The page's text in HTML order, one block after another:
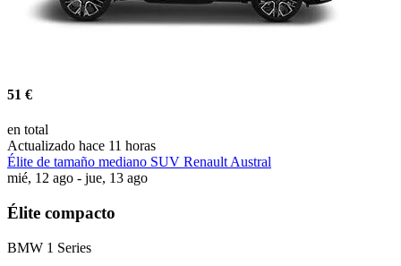
51 €
en total
Actualizado hace 11 horas
Élite de tamaño mediano SUV Renault Austral
mié, 12 ago - jue, 13 ago
Élite compacto
BMW 1 Series